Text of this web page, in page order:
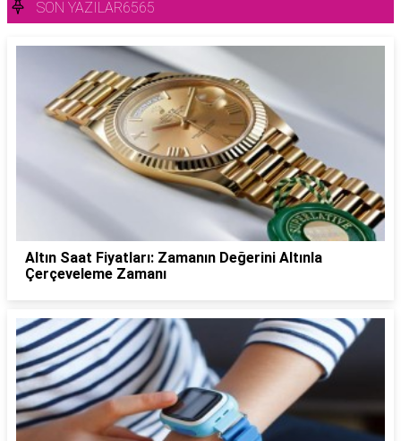
SON YAZILAR6565
Altın Saat Fiyatları: Zamanın Değerini Altınla
Çerçeveleme Zamanı